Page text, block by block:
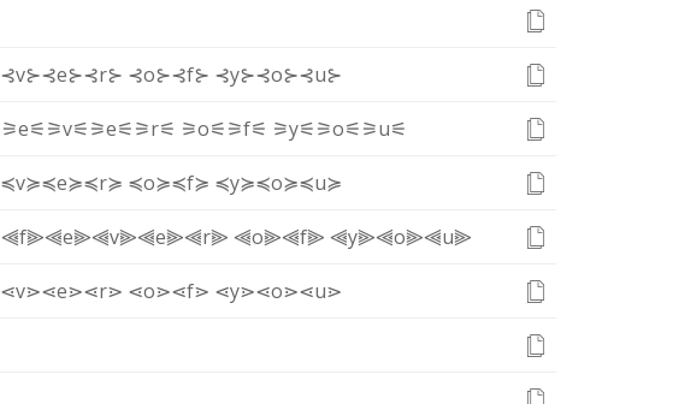
⊰v⊱⊰e⊱⊰r⊱ ⊰o⊱⊰f⊱ ⊰y⊱⊰o⊱⊰u⊱
⚞e⚟⚞v⚟⚞e⚟⚞r⚟ ⚞o⚟⚞f⚟ ⚞y⚟⚞o⚟⚞u⚟
≼v≽≼e≽≼r≽ ≼o≽≼f≽ ≼y≽≼o≽≼u≽
⫷f⫸⫷e⫸⫷v⫸⫷e⫸⫷r⫸ ⫷o⫸⫷f⫸ ⫷y⫸⫷o⫸⫷u⫸
⋖v⋗⋖e⋗⋖r⋗ ⋖o⋗⋖f⋗ ⋖y⋗⋖o⋗⋖u⋗